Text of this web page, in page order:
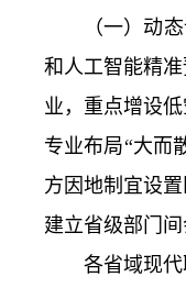
（一）动态调
和人工智能精
业，重点增设
专业布局“大而
方因地制宜设
建立省级部门
各省域现代职